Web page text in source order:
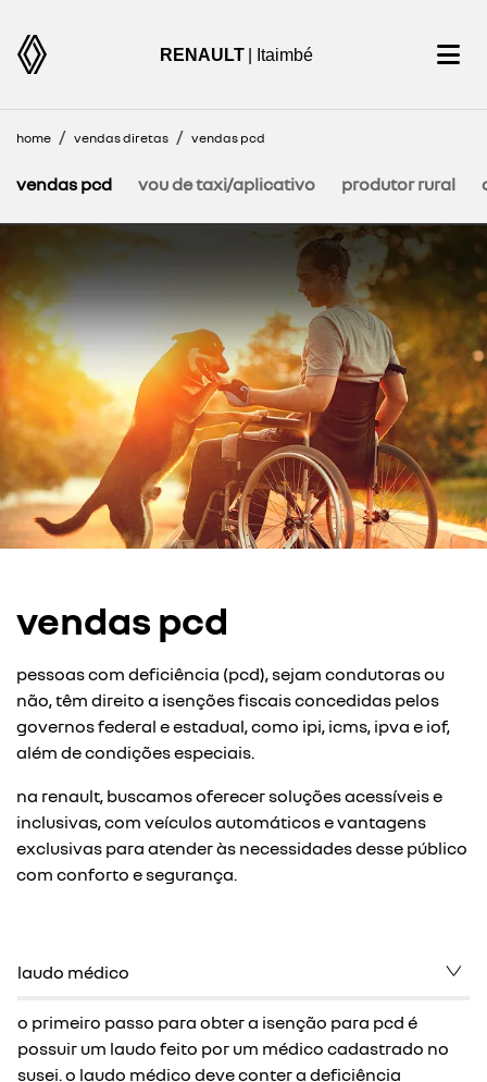
RENAULT | Itaimbé
home vendas diretas vendas pcd
vendas pcd vou de taxi/aplicativo produtor rural
vendas pcd
pessoas com deficiência (pcd), sejam condutoras ou
não, têm direito a isenções fiscais concedidas pelos
governos federal e estadual, como ipi, icms, ipva e iof,
além de condições especiais.
na renault, buscamos oferecer soluções acessíveis e
inclusivas, com veículos automáticos e vantagens
exclusivas para atender às necessidades desse público
com conforto e segurança.
laudo médico
o primeiro passo para obter a isenção para pcd é
possuir um laudo feito por um médico cadastrado no
susei. o laudo médico deve conter a deficiência